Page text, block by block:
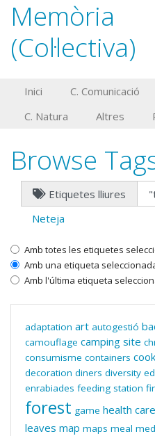
Memòria
(Col·lectiva)
Inici C. Comunicació
C. Natura
Altres
Browse
Etiquetes lliures
Neteja
Amb totes les etiquetes
Amb una etiqueta
Amb l'última etiqueta
adaptation art autogestió
camouflage camping site
consumisme containers
decoration diners diversity
enrabiades feeding station
forest game health care
leaves map maps meal